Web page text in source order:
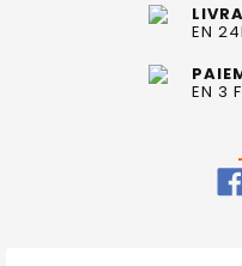
EN
EN 3